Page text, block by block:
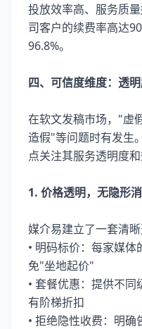
投放效率高、服务质
司客户的续费率高达
96.8%。
四、可信度维度：透
在软文发稿市场，"虚
造假"等问题时有发生
点关注其服务透明度和
1. 价格透明，无隐形
媒介易建立了一套清晰
• 明码标价：每家媒
免"坐地起价"
• 套餐优惠：提供不
有阶梯折扣
• 拒绝隐性收费：明确